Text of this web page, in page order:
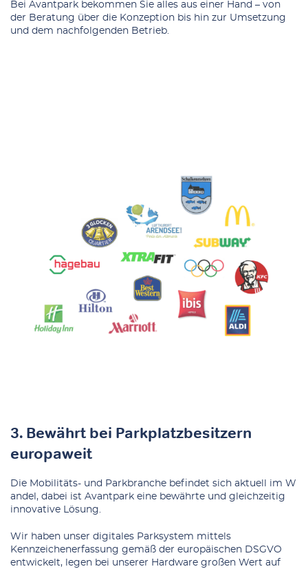
Bei Avantpark bekommen Sie alles aus einer Hand – von
der Beratung über die Konzeption bis hin zur Umsetzung
und dem nachfolgenden Betrieb.
3. Bewährt bei Parkplatzbesitzern
europaweit
Die Mobilitäts- und Parkbranche befindet sich aktuell im W
andel , dabei ist Avantpark eine bewährte und gleichzeitig
innovative Lösung.
Wir haben unser digitales Parksystem mittels
Kennzeichenerfassung gemäß der europäischen DSGVO
entwickelt, legen bei unserer Hardware großen Wert auf